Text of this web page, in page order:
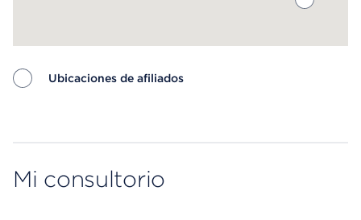
Ubicaciones de afiliados
Mi consultorio